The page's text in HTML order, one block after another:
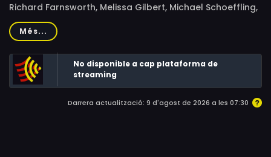
Richard Farnsworth, Melissa Gilbert, Michael Schoeffling,
Constance Towers, Peter Kowanko, Arliss Howard,
Yankton Hatten, Shane Serwin, James Gammon, Ángel
Salazar, Shizuko Hoshi, Chris Pedersen, Gary Jules
Jouvenat
Més...
No disponible a cap plataforma de
streaming
Darrera actualització: 9 d'agost de 2026 a les 07:30